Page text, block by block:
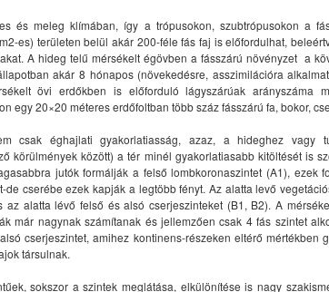
és meleg klímában, így a trópusokon, szubtrópusokon a
es) területen belül akár 200-féle fás faj is előfordulhat,
A hideg telű mérsékelt égövben a fásszárú növényzet a
akár 8 hónapos (növekedésre, asszimilációra
övi erdőkben is előforduló lágyszárúak arányszáma
egy 20×20 méteres erdőfoltban több száz fásszárú fa, bokor,
csak éghajlati gyakorlatiasság, azaz, a hideghez vagy
körülmények között) a tér minél gyakorlatiasabb kitöltését is
jutók formálják a felső lombkoronaszintet (A1), ezek
de cserébe ezek kapják a legtöbb fényt. Az alatta levő
az alatta lévő felső és alsó cserjeszinteket (B1, B2). A
már nagynak számítanak és jellemzően csak 4 fás szintet
cserjeszintet, amihez kontinens-részeken eltérő mértékben
társulnak.
sokszor a szintek meglátása, elkülönítése is nagy